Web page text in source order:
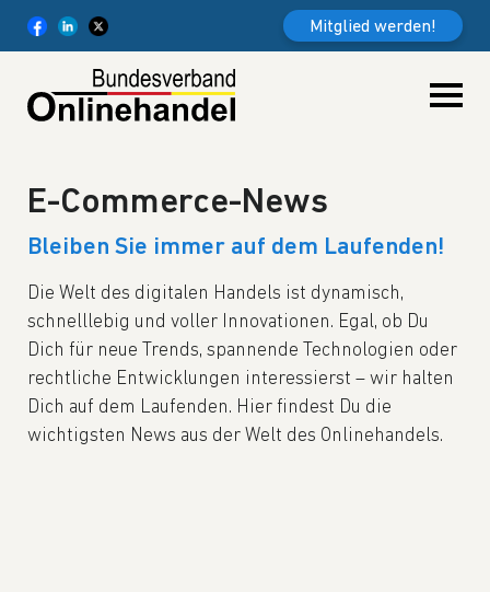
Mitglied werden!
E-Commerce-News
Bleiben Sie immer auf dem Laufenden!
Die Welt des digitalen Handels ist dynamisch,
schnelllebig und voller Innovationen. Egal, ob Du
Dich für neue Trends, spannende Technologien oder
rechtliche Entwicklungen interessierst – wir halten
Dich auf dem Laufenden. Hier findest Du die
wichtigsten News aus der Welt des Onlinehandels.